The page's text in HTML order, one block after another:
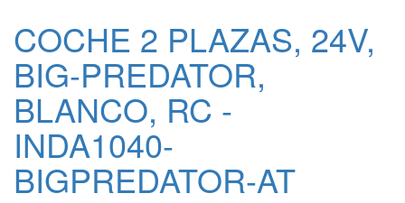
COCHE 2 PLAZAS, 24V,
BIG-PREDATOR,
BLANCO, RC -
INDA1040-
BIGPREDATOR-AT